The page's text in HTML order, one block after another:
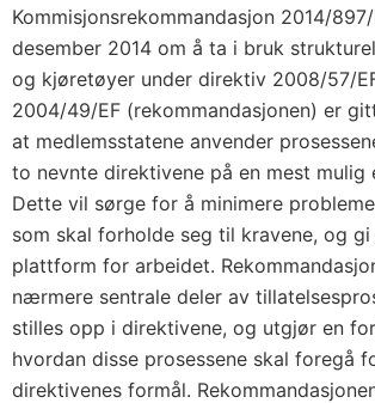
Kommisjonsrekommandasjon 2014/
desember 2014 om å ta i bruk
og kjøretøyer under direktiv 2008/57/
2004/49/EF (rekommandasjonen) er
at medlemsstatene anvender
to nevnte direktivene på en mest mulig
Dette vil sørge for å minimere
som skal forholde seg til kravene, og gi
plattform for arbeidet.
nærmere sentrale deler av
stilles opp i direktivene, og utgjør en
hvordan disse prosessene skal foregå
direktivenes formål.